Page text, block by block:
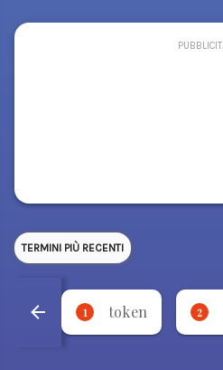
TERMINI PIÙ RECENTI
1 token 2